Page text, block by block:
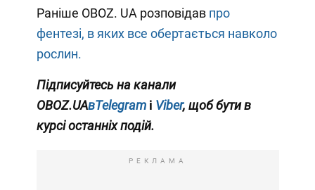
Раніше OBOZ. UA розповідавпро
фентезі, в яких все обертається навколо
рослин.
Підписуйтесь на канали
OBOZ.UAвTelegramі Viber, щоб бути в
курсі останніх подій.
РЕКЛАМА